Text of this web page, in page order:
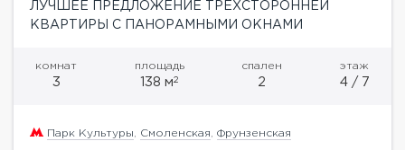
ЛУЧШЕЕ ПРЕДЛОЖЕНИЕ ТРЕХСТОРОННЕЙ
КВАРТИРЫ С ПАНОРАМНЫМИ ОКНАМИ
комнат
3
площадь
138 м2
спален
2
этаж
4 / 7
Парк Культуры, Смоленская, Фрунзенская